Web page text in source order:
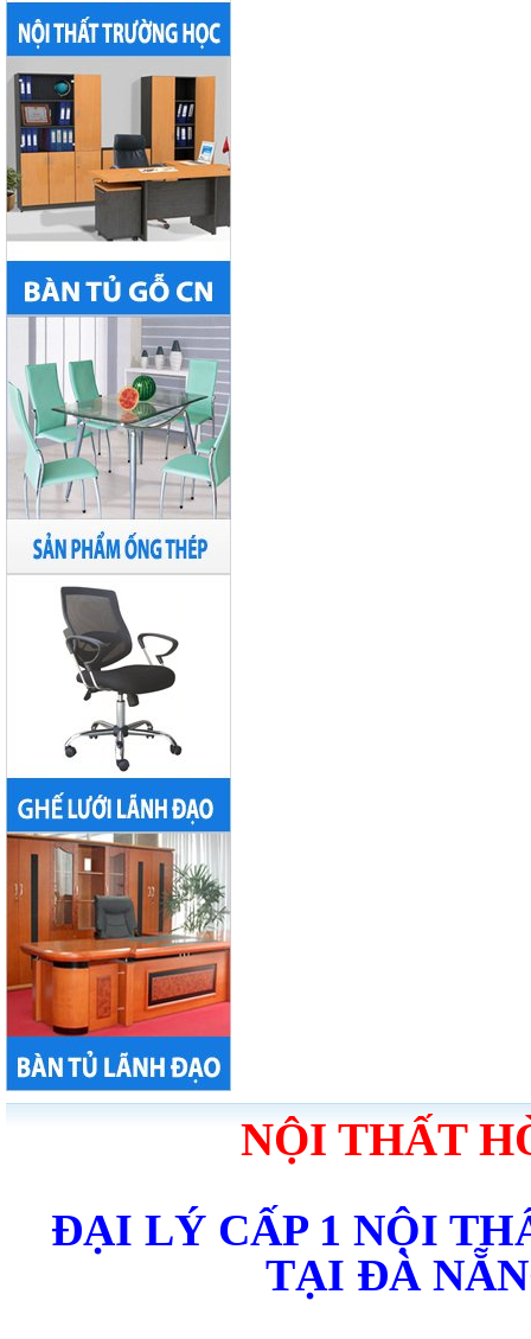
NỘI THẤT
ĐẠI LÝ CẤP 1 NỘI
TẠI ĐÀ